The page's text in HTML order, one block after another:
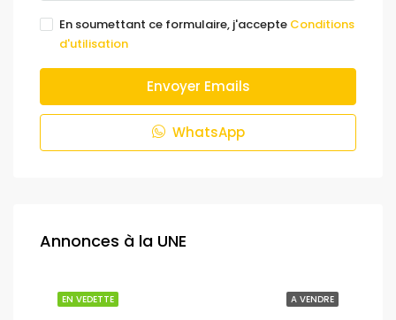
En soumettant ce formulaire, j'accepte Conditions
d'utilisation
Envoyer Emails
WhatsApp
Annonces à la UNE
A VENDRE
EN VEDETTE